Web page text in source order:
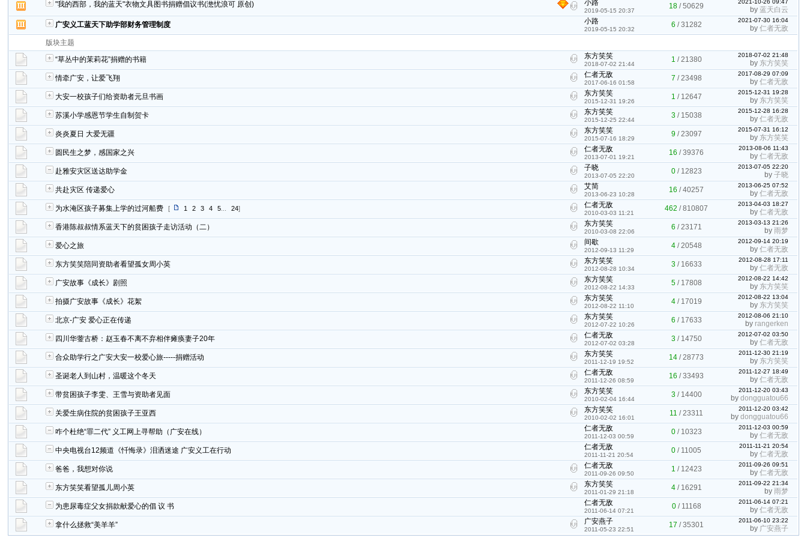
"我的西部，我的蓝天"衣物文具图书捐赠倡议书(滺忧浪可 原创)
小路
2019-05-15 20:37
18 /50629
2021-10-26 09:47
by蓝天白云
广安义工蓝天下助学部财务管理制度
小路
2019-05-15 20:32
6 /31282
2021-07-30 16:04
by仁者无敌
版块主题
“草丛中的茉莉花”捐赠的书籍
东方笑笑
2018-07-02 21:44
1 /21380
2018-07-02 21:48
by 东方笑笑
情牵广安，让爱飞翔
仁者无敌
2017-06-16 01:58
7 /23498
2017-08-29 07:09
by仁者无敌
大安一校孩子们给资助者元旦书画
东方笑笑
2015-12-31 19:26
1 / 12647
2015-12-31 19:28
by 东方笑笑
苏溪小学感恩节学生自制贺卡
东方笑笑
2015-12-25 22:44
3/ 15038
2015-12-28 16:28
by仁者无敌
炎炎夏日 大爱无疆
东方笑笑
2015-07-16 18:29
9/23097
2015-07-31 16:12
by 东方笑笑
圆民生之梦，感国家之兴
仁者无敌
2013-07-01 19:21
16 /39376
2013-08-06 11:43
by仁者无敌
赴雅安灾区送达助学金
子晓
2013-07-05 22:20
0/ 12823
2013-07-05 22:20
by子晓
共赴灾区 传递爱心
艾简
2013-06-23 10:28
16 /40257
2013-06-25 07:52
by仁者无敌
为水淹区孩子募集上学的过河船费
[ 1 2 3 4 5 24] 仁者无敌
2010-03-03 11:21
462 /810807
2013-04-03 18:27
by仁者无敌
香港陈叔叔情系蓝天下的贫困孩子走访活动（二）
东方笑笑
2010-03-08 22:06
6 /23171
2013-03-13 21:26
by雨梦
爱心之旅
间歇
2012-09-13 11:29
4/20548
2012-09-14 20:19
by仁者无敌
东方笑笑陪同资助者看望孤女周小英
东方笑笑
2012-08-28 10:34
3/ 16633
2012-08-28 17:11
by仁者无敌
广安故事《成长》剧照
东方笑笑
2012-08-22 14:33
5/ 17808
2012-08-22 14:42
by 东方笑笑
拍摄广安故事《成长》花絮
东方笑笑
2012-08-22 11:10
4/ 17019
2012-08-22 13:04
by 东方笑笑
北京-广安 爱心正在传递
东方笑笑
2012-07-22 10:26
6 / 17633
2012-08-06 21:10
by rangerken
四川华蓥古桥：赵玉春不离不弃相伴瘫痪妻子20年
仁者无敌
2012-07-02 03:28
3/ 14750
2012-07-02 03:50
by仁者无敌
合众助学行之广安大安一校爱心旅-----捐赠活动
东方笑笑
2011-12-19 19:52
14 /28773
2011-12-30 21:19
by 东方笑笑
圣诞老人到山村，温暖这个冬天
仁者无敌
2011-12-26 08:59
16 /33493
2011-12-27 18:49
by仁者无敌
带贫困孩子李雯、王雪与资助者见面
东方笑笑
2010-02-04 16:44
3/ 14400
2011-12-20 03:43
bydongguatou66
关爱生病住院的贫困孩子王亚西
东方笑笑
2010-02-02 16:01
11 /23311
2011-12-20 03:42
bydongguatou66
咋个杜绝“罪二代” 义工网上寻帮助（广安在线）
仁者无敌
2011-12-03 00:59
0/ 10323
2011-12-03 00:59
by仁者无敌
中央电视台12频道《忏悔录》泪洒迷途 广安义工在行动
仁者无敌
2011-11-21 20:54
0 / 11005
2011-11-21 20:54
by仁者无敌
爸爸，我想对你说
仁者无敌
2011-09-26 09:50
1 / 12423
2011-09-26 09:51
by仁者无敌
东方笑笑看望孤儿周小英
东方笑笑
2011-01-29 21:18
4/ 16291
2011-09-22 21:34
by雨梦
为患尿毒症父女捐款献爱心的倡 议 书
仁者无敌
2011-06-14 07:21
0/ 11168
2011-06-14 07:21
by仁者无敌
拿什么拯救“美羊羊”
广安燕子
2011-05-23 22:51
17 /35301
2011-06-10 23:22
by 广安燕子